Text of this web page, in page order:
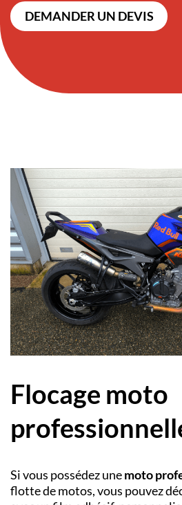
DEMANDER UN DEVIS
Flocage moto
Si vous possédez unemoto
flotte de motos, vous pouvez